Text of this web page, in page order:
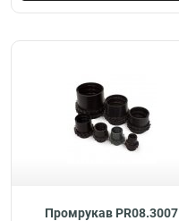
Промрукав PR08.3007